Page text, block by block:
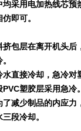
均采用电加热线芯
即可。
挤包层在离开机头
水直接冷却，急冷
PVC塑胶层采用急冷
了减少制品的内应
段冷却。